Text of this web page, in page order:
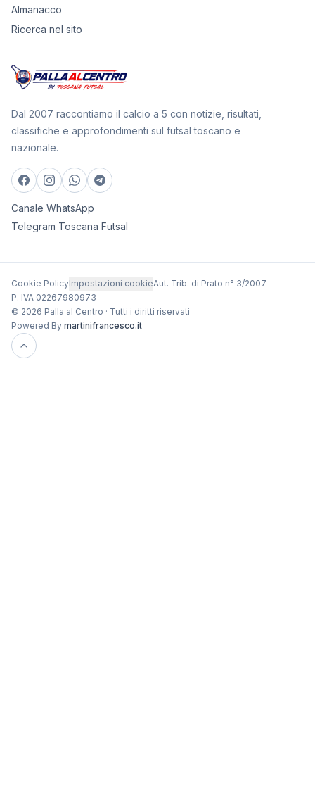
Almanacco
Ricerca nel sito
Dal 2007 raccontiamo il calcio a 5 con notizie, risultati,
classifiche e approfondimenti sul futsal toscano e
nazionale.
Canale WhatsApp
Telegram Toscana Futsal
Cookie PolicyImpostazioni cookieAut. Trib. di Prato n° 3/2007
P. IVA 02267980973
© 2026 Palla al Centro · Tutti i diritti riservati
Powered By martinifrancesco.it